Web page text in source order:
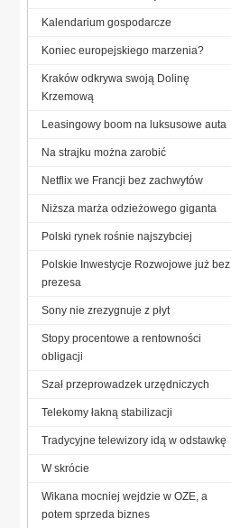
Kalendarium gospodarcze
Koniec europejskiego marzenia?
Kraków odkrywa swoją Dolinę
Krzemową
Leasingowy boom na luksusowe auta
Na strajku można zarobić
Netflix we Francji bez zachwytów
Niższa marża odzieżowego giganta
Polski rynek rośnie najszybciej
Polskie Inwestycje Rozwojowe już bez
prezesa
Sony nie zrezygnuje z płyt
Stopy procentowe a rentowności
obligacji
Szał przeprowadzek urzędniczych
Telekomy łakną stabilizacji
Tradycyjne telewizory idą w odstawkę
W skrócie
Wikana mocniej wejdzie w OZE, a
potem sprzeda biznes